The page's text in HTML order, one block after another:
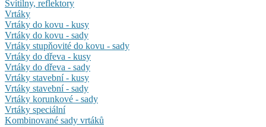
Svítilny, reflektory
Vrtáky
Vrtáky do kovu - kusy
Vrtáky do kovu - sady
Vrtáky stupňovité do kovu - sady
Vrtáky do dřeva - kusy
Vrtáky do dřeva - sady
Vrtáky stavební - kusy
Vrtáky stavební - sady
Vrtáky korunkové - sady
Vrtáky speciální
Kombinované sady vrtáků